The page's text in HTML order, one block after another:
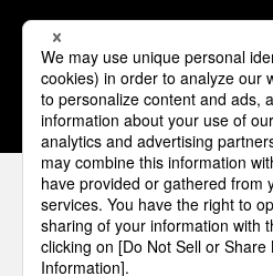
1 2 3
パナソニックの電気設